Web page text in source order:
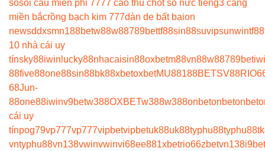
sốsoi cau mien phi 7777 cao thủ chốt số nức tiếng3 càng
miền bắcrồng bạch kim 777dàn de bất bạion
newsddxsmn188betw88w88789bettf88sin88suvipsunwintf88
10 nhà cái uy
tínsky88iwin lucky88nhacaisin88oxbetm88vn88w88789bet
88five88one88sin88bk88xbetoxbetMU88188BETSV88
68Jun-
88one88iwinv9betw388OXBETw388w388onbetonbetonbet
cái uy
tínpog79vp777vp777vipbetvipbetuk88uk88typhu88typhu88
vntyphu88vn138vwinvwinvi68ee881xbetrio66zbetvn138